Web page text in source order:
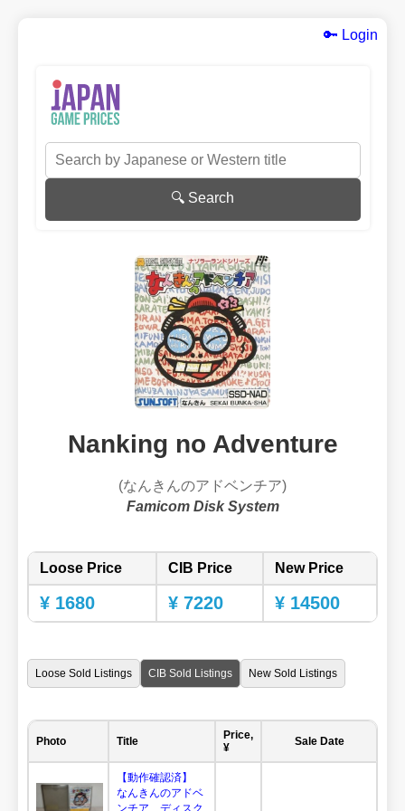
🔑 Login
🔍 Search
Nanking no Adventure
(なんきんのアドベンチア)
Famicom Disk System
Loose Price CIB Price New Price
¥ 1680 ¥ 7220 ¥ 14500
Loose Sold Listings CIB Sold Listings New Sold Listings
Photo Title
Price,
¥
Sale Date
【動作確認済】
なんきんのアドベ
ンチア ディスク